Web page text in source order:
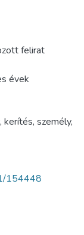
felirat
évek
, kerítés, személy,
154448